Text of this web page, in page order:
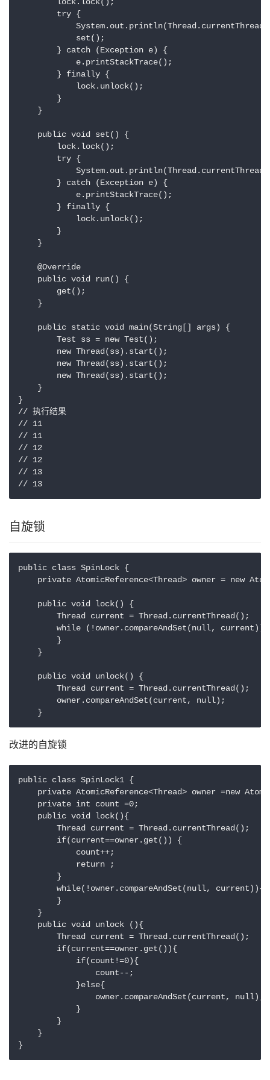
        try {
            set();
        } catch (Exception e) {
            e.printStackTrace();
        } finally {
            lock.unlock();
        }
    }
    public void set() {
        lock.lock();
        try {
        } catch (Exception e) {
            e.printStackTrace();
        } finally {
            lock.unlock();
        }
    }
    @Override
    public void run() {
        get();
    }
    public static void main(String[] args) {
        Test ss = new Test();
        new Thread(ss).start();
        new Thread(ss).start();
        new Thread(ss).start();
    }
}
// 执行结果
// 11
// 11
// 12
// 12
// 13
自旋锁
public class SpinLock {
private AtomicReference<Thread> owner = new
    public void lock() {
        Thread current = Thread.currentThread();
while (!owner.compareAndSet(null, current))
        }
    }
    public void unlock() {
        Thread current = Thread.currentThread();
        owner.compareAndSet(current, null);
改进的自旋锁
public class SpinLock1 {
private AtomicReference<Thread> owner =new
    private int count =0;
    public void lock(){
        Thread current = Thread.currentThread();
        if(current==owner.get()) {
            count++;
            return ;
        }
        while(!owner.compareAndSet(null, current)){
        }
    }
    public void unlock (){
        Thread current = Thread.currentThread();
        if(current==owner.get()){
            if(count!=0){
                count--;
            }else{
                owner.compareAndSet(current, null);
            }
        }
    }
}